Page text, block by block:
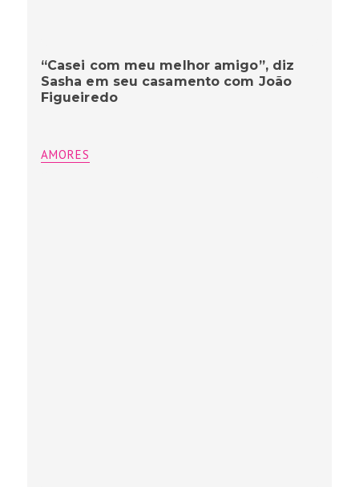
“Casei com meu melhor amigo”, diz
Sasha em seu casamento com João
Figueiredo
AMORES